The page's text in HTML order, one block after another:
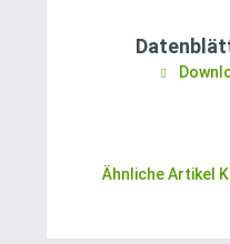
Ähnliche Artikel